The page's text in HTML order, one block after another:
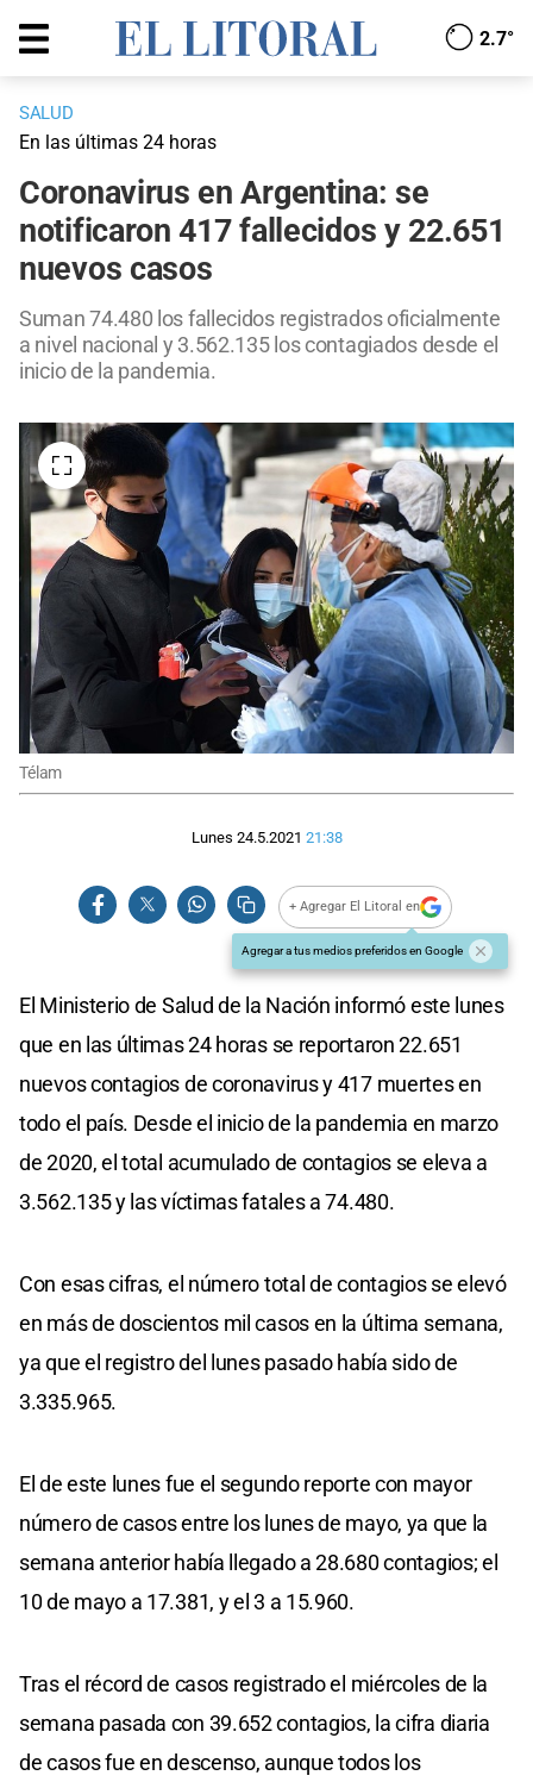
2.7°
SALUD
En las últimas 24 horas
Coronavirus en Argentina: se
notificaron 417 fallecidos y 22.651
nuevos casos
Suman 74.480 los fallecidos registrados oficialmente
a nivel nacional y 3.562.135 los contagiados desde el
inicio de la pandemia.
Télam
Lunes 24.5.2021 21:38
+ Agregar El Litoral en
Agregar a tus medios preferidos en Google
El Ministerio de Salud de la Nación informó este lunes
que en las últimas 24 horas se reportaron 22.651
nuevos contagios de coronavirus y 417 muertes en
todo el país. Desde el inicio de la pandemia en marzo
de 2020, el total acumulado de contagios se eleva a
3.562.135 y las víctimas fatales a 74.480.
Con esas cifras, el número total de contagios se elevó
en más de doscientos mil casos en la última semana,
ya que el registro del lunes pasado había sido de
3.335.965.
El de este lunes fue el segundo reporte con mayor
número de casos entre los lunes de mayo, ya que la
semana anterior había llegado a 28.680 contagios; el
10 de mayo a 17.381, y el 3 a 15.960.
Tras el récord de casos registrado el miércoles de la
semana pasada con 39.652 contagios, la cifra diaria
de casos fue en descenso, aunque todos los